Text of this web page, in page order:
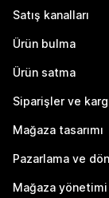
Satış kanalları
Ürün bulma
Ürün satma
Siparişler ve
Mağaza tasarımı
Pazarlama ve
Mağaza yönetimi